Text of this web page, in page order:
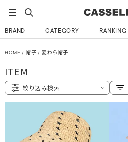
BRAND CATEGORY RANKING
HOME 帽子 麦わら帽子
ITEM
絞り込み検索